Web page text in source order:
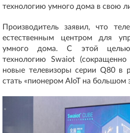
технологию умного дома в свою
Производитель заявил, что
естественным центром для
умного дома. С этой целью
технологию Swaiot
новые телевизоры серии Q80 в
стать «пионером AIoT на большом